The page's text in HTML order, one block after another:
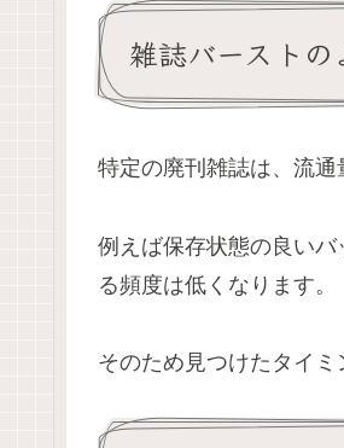
雑誌バースト
特定の廃刊雑誌は、流通
例えば保存状態の良い
る頻度は低くなります。
そのため見つけたタイミ